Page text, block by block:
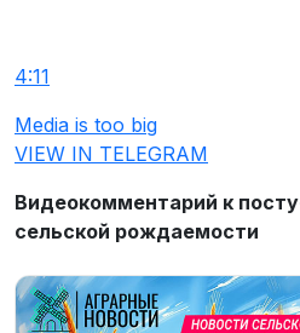
4:11
Media is too big
VIEW IN TELEGRAM
Видеокомментарий к
сельской рождаемости